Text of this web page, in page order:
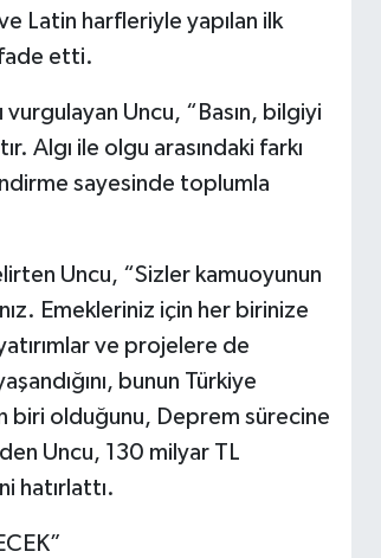
Latin harfleriyle yapılan ilk
etti.
vurgulayan Uncu, “Basın, bilgiyi
Algı ile olgu arasındaki farkı
sayesinde toplumla
Uncu, “Sizler kamuoyunun
Emekleriniz için her birinize
ve projelere de
bunun Türkiye
biri olduğunu, Deprem sürecine
Uncu, 130 milyar TL
hatırlattı.